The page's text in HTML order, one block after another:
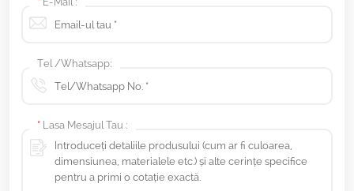
Tel /Whatsapp:
* Lasa Mesajul Tau :